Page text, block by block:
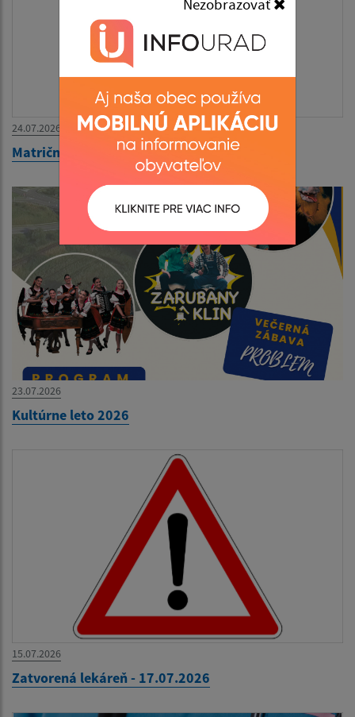
24.07.2026
Matričný úrad zatvorený 27.07.-31.07.2026
23.07.2026
Kultúrne leto 2026
15.07.2026
Zatvorená lekáreň - 17.07.2026